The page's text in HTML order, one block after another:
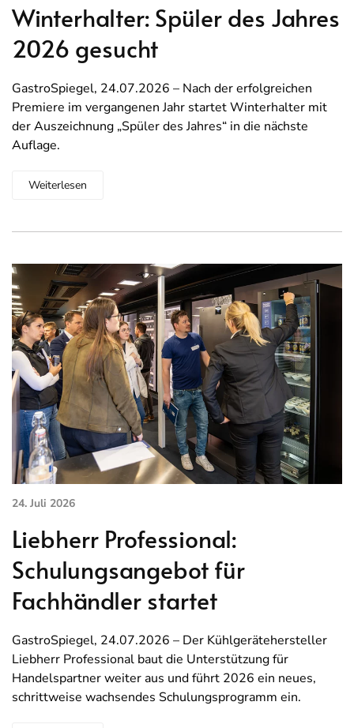
Winterhalter: Spüler des Jahres
2026 gesucht
GastroSpiegel, 24.07.2026 – Nach der erfolgreichen
Premiere im vergangenen Jahr startet Winterhalter mit
der Auszeichnung „Spüler des Jahres“ in die nächste
Auflage.
Weiterlesen
24. Juli 2026
Liebherr Professional:
Schulungsangebot für
Fachhändler startet
GastroSpiegel, 24.07.2026 – Der Kühlgerätehersteller
Liebherr Professional baut die Unterstützung für
Handelspartner weiter aus und führt 2026 ein neues,
schrittweise wachsendes Schulungsprogramm ein.